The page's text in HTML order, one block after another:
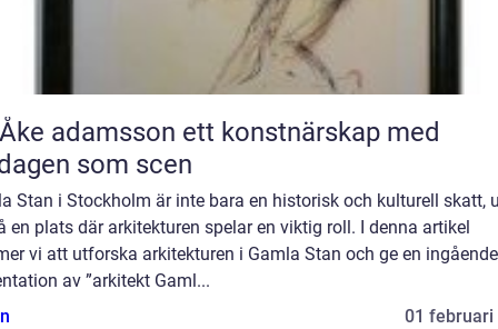
ett konstnärskap med
som scen
Stan i Stockholm är inte bara en historisk och kulturell skatt,
en plats där arkitekturen spelar en viktig roll. I denna artikel
vi att utforska arkitekturen i Gamla Stan och ge en ingående
av ”arkitekt Gaml...
01 februari